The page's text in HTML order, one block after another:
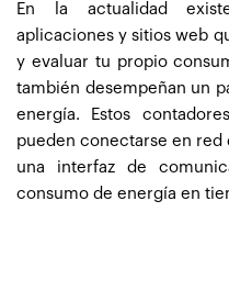
En la actualidad
aplicaciones y sitios web
y evaluar tu propio
también desempeñan un
energía. Estos
pueden conectarse en
una interfaz de
consumo de energía en